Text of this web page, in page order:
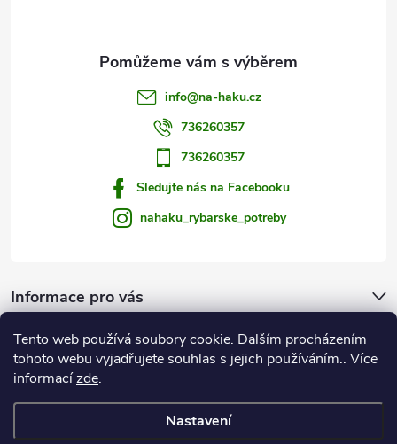
Tento web používá soubory cookie. Dalším procházením
tohoto webu vyjadřujete souhlas s jejich používáním.. Více
informacízde.
Nastavení
Informace pro vás
Zprávy od vody
info@na-haku.cz
736260357
736260357
Sledujte nás na Facebooku
nahaku_rybarske_potreby